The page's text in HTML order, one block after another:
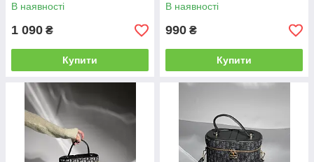
В наявності
1 090 ₴
Купити
В наявності
990 ₴
Купити